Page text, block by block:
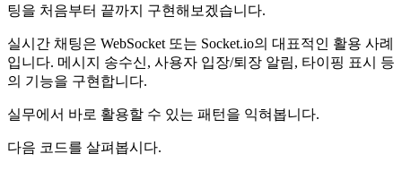
팅을 처음부터 끝까지 구현해보겠습니다.
실시간 채팅은 WebSocket 또는 Socket.io의 대표적인 활용 사례
입니다. 메시지 송수신, 사용자 입장/퇴장 알림, 타이핑 표시 등
의 기능을 구현합니다.
실무에서 바로 활용할 수 있는 패턴을 익혀봅니다.
다음 코드를 살펴봅시다.